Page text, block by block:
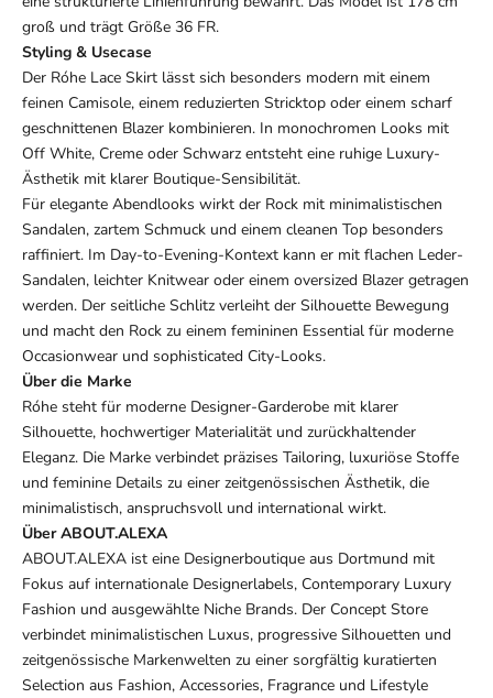
groß und trägt Größe 36 FR.
Styling & Usecase
Der Róhe Lace Skirt lässt sich besonders modern mit einem
feinen Camisole, einem reduzierten Stricktop oder einem scharf
geschnittenen Blazer kombinieren. In monochromen Looks mit
Off White, Creme oder Schwarz entsteht eine ruhige Luxury-
Ästhetik mit klarer Boutique-Sensibilität.
Für elegante Abendlooks wirkt der Rock mit minimalistischen
Sandalen, zartem Schmuck und einem cleanen Top besonders
raffiniert. Im Day-to-Evening-Kontext kann er mit flachen Leder-
Sandalen, leichter Knitwear oder einem oversized Blazer getragen
werden. Der seitliche Schlitz verleiht der Silhouette Bewegung
und macht den Rock zu einem femininen Essential für moderne
Occasionwear und sophisticated City-Looks.
Über die Marke
Róhe steht für moderne Designer-Garderobe mit klarer
Silhouette, hochwertiger Materialität und zurückhaltender
Eleganz. Die Marke verbindet präzises Tailoring, luxuriöse Stoffe
und feminine Details zu einer zeitgenössischen Ästhetik, die
minimalistisch, anspruchsvoll und international wirkt.
Über ABOUT.ALEXA
ABOUT.ALEXA ist eine Designerboutique aus Dortmund mit
Fokus auf internationale Designerlabels, Contemporary Luxury
Fashion und ausgewählte Niche Brands. Der Concept Store
verbindet minimalistischen Luxus, progressive Silhouetten und
zeitgenössische Markenwelten zu einer sorgfältig kuratierten
Selection aus Fashion, Accessories, Fragrance und Lifestyle